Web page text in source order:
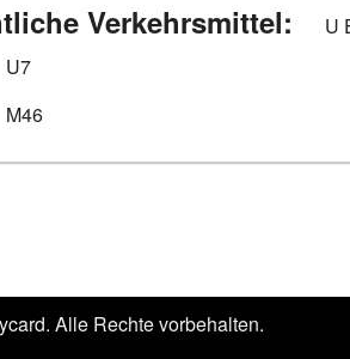
Verkehrsmittel:
U
U7
M46
Alle Rechte vorbehalten.